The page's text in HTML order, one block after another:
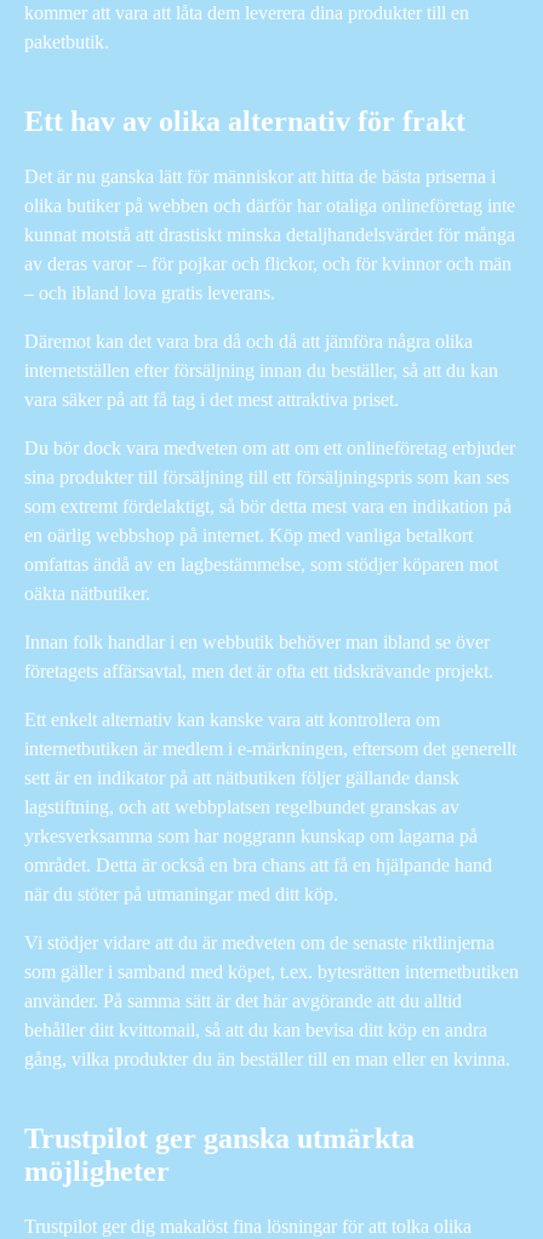
kommer att vara att låta dem leverera dina produkter till en
paketbutik.
Ett hav av olika alternativ för frakt
Det är nu ganska lätt för människor att hitta de bästa priserna i
olika butiker på webben och därför har otaliga onlineföretag inte
kunnat motstå att drastiskt minska detaljhandelsvärdet för många
av deras varor – för pojkar och flickor, och för kvinnor och män
– och ibland lova gratis leverans.
Däremot kan det vara bra då och då att jämföra några olika
internetställen efter försäljning innan du beställer, så att du kan
vara säker på att få tag i det mest attraktiva priset.
Du bör dock vara medveten om att om ett onlineföretag erbjuder
sina produkter till försäljning till ett försäljningspris som kan ses
som extremt fördelaktigt, så bör detta mest vara en indikation på
en oärlig webbshop på internet. Köp med vanliga betalkort
omfattas ändå av en lagbestämmelse, som stödjer köparen mot
oäkta nätbutiker.
Innan folk handlar i en webbutik behöver man ibland se över
företagets affärsavtal, men det är ofta ett tidskrävande projekt.
Ett enkelt alternativ kan kanske vara att kontrollera om
internetbutiken är medlem i e-märkningen, eftersom det generellt
sett är en indikator på att nätbutiken följer gällande dansk
lagstiftning, och att webbplatsen regelbundet granskas av
yrkesverksamma som har noggrann kunskap om lagarna på
området. Detta är också en bra chans att få en hjälpande hand
när du stöter på utmaningar med ditt köp.
Vi stödjer vidare att du är medveten om de senaste riktlinjerna
som gäller i samband med köpet, t.ex. bytesrätten internetbutiken
använder. På samma sätt är det här avgörande att du alltid
behåller ditt kvittomail, så att du kan bevisa ditt köp en andra
gång, vilka produkter du än beställer till en man eller en kvinna.
Trustpilot ger ganska utmärkta
möjligheter
Trustpilot ger dig makalöst fina lösningar för att tolka olika